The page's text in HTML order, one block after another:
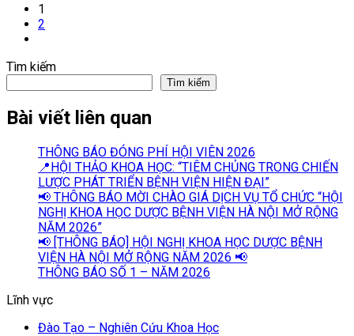
Page
1
Page
2
Tìm kiếm
Tìm kiếm
Bài viết liên quan
THÔNG BÁO ĐÓNG PHÍ HỘI VIÊN 2026
📍HỘI THẢO KHOA HỌC: “TIÊM CHỦNG TRONG CHIẾN
LƯỢC PHÁT TRIỂN BỆNH VIỆN HIỆN ĐẠI”
📢 THÔNG BÁO MỜI CHÀO GIÁ DỊCH VỤ TỔ CHỨC “HỘI
NGHỊ KHOA HỌC DƯỢC BỆNH VIỆN HÀ NỘI MỞ RỘNG
NĂM 2026”
📢 [THÔNG BÁO] HỘI NGHỊ KHOA HỌC DƯỢC BỆNH
VIỆN HÀ NỘI MỞ RỘNG NĂM 2026 📢
THÔNG BÁO SỐ 1 – NĂM 2026
Lĩnh vực
Đào Tạo – Nghiên Cứu Khoa Học